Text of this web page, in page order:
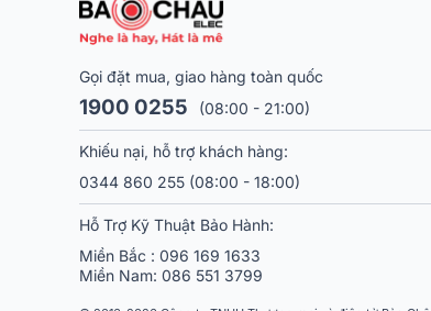
Gọi đặt mua, giao hàng toàn quốc
1900 0255 (08:00 - 21:00)
Khiếu nại, hỗ trợ khách hàng:
0344 860 255 (08:00 - 18:00)
Hỗ Trợ Kỹ Thuật Bảo Hành:
Miền Bắc : 096 169 1633
Miền Nam: 086 551 3799